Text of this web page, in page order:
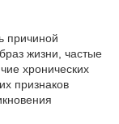
причиной
жизни, частые
хронических
признаков